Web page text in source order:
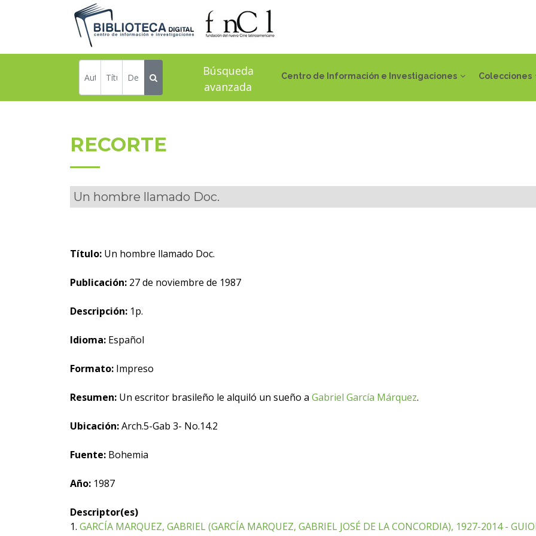
Centro de Información e Investigaciones Colecciones
Búsqueda
avanzada
RECORTE
Un hombre llamado Doc.
Título: Un hombre llamado Doc.
Publicación: 27 de noviembre de 1987
Descripción: 1p.
Idioma: Español
Formato: Impreso
Resumen: Un escritor brasileño le alquiló un sueño a Gabriel García Márquez.
Ubicación:Arch.5-Gab 3- No.14.2
Fuente: Bohemia
Año: 1987
Descriptor(es)
1. GARCÍA MARQUEZ, GABRIEL (GARCÍA MARQUEZ, GABRIEL JOSÉ DE LA CONCORDIA), 1927-2014 -